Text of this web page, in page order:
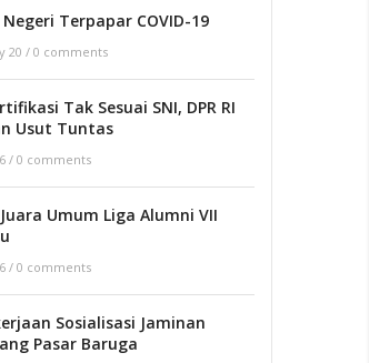
Terpapar COVID-19
20 / 0 comments
Tak Sesuai SNI, DPR RI
Usut Tuntas
/ 0 comments
Umum Liga Alumni VII
/ 0 comments
Sosialisasi Jaminan
Pasar Baruga